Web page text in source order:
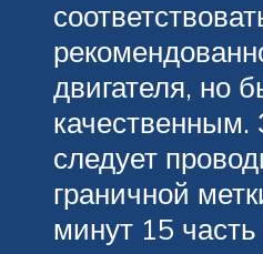
двигателя, но
следует
граничной
минут 15